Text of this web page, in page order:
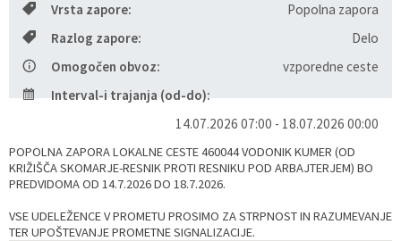
Vrsta zapore:
Popolna zapora
Razlog zapore:
Delo
Omogočen obvoz:
vzporedne ceste
Interval-i trajanja (od-do):
14.07.2026 07:00 - 18.07.2026 00:00
POPOLNA ZAPORA LOKALNE CESTE 460044 VODONIK KUMER (OD
KRIŽIŠČA SKOMARJE-RESNIK PROTI RESNIKU POD ARBAJTERJEM) BO
PREDVIDOMA OD 14.7.2026 DO 18.7.2026.
VSE UDELEŽENCE V PROMETU PROSIMO ZA STRPNOST IN RAZUMEVANJE
TER UPOŠTEVANJE PROMETNE SIGNALIZACIJE.
Kronologija občine
Vizitka
Informacije javnega značaja
Varuhov kotiček
Društva